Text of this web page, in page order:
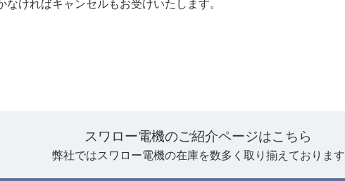
ければキャンセルもお受けいたします。
スワロー電機のご紹介ページはこちら
弊社ではスワロー電機の在庫を数多く取り揃えております